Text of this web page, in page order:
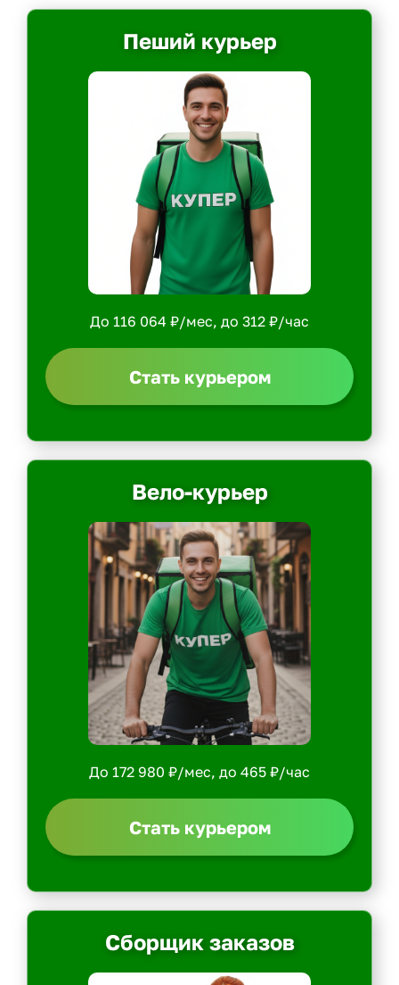
Пеший курьер
До 116 064 ₽/мес, до 312 ₽/час
Стать курьером
Вело-курьер
До 172 980 ₽/мес, до 465 ₽/час
Стать курьером
Сборщик заказов